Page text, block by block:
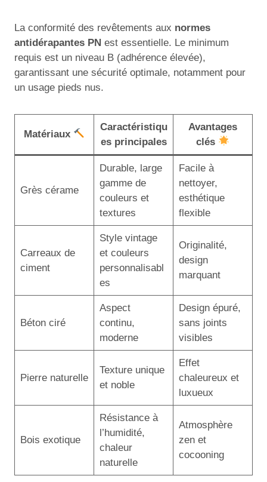
La conformité des revêtements aux normes
antidérapantes PN est essentielle. Le minimum
requis est un niveau B (adhérence élevée),
garantissant une sécurité optimale, notamment pour
un usage pieds nus.
Matériaux
Caractéristiqu
es principales
Avantages
clés
Grès cérame
Durable, large
gamme de
couleurs et
textures
Facile à
nettoyer,
esthétique
flexible
Carreaux de
ciment
Style vintage
et couleurs
personnalisabl
es
Originalité,
design
marquant
Béton ciré
Aspect
continu,
moderne
Design épuré,
sans joints
visibles
Pierre naturelle
Texture unique
et noble
Effet
chaleureux et
luxueux
Bois exotique
Résistance à
l’humidité,
chaleur
naturelle
Atmosphère
zen et
cocooning